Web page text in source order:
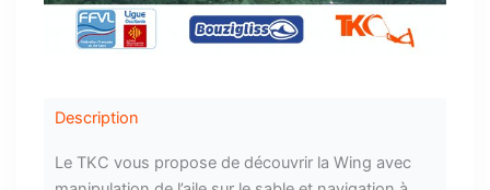
Description
Le TKC vous propose de découvrir la Wing avec